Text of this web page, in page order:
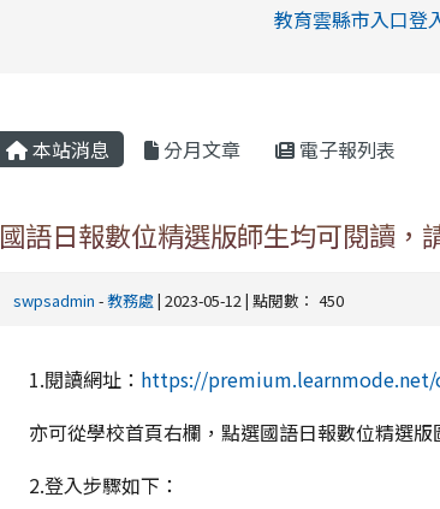
link to https://
教育雲縣市入口登
本站消息 分月文章 電子報列表
國語日報數位精選版師生均可閱讀，
swpsadmin -教務處 | 2023-05-12 | 點閱數： 450
1.閱讀網址： https://premium.learnmode.net/
亦可從學校首頁右欄，點選國語日報數位精選版
2.登入步驟如下：